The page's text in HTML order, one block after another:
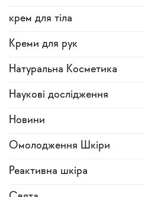
крем для тіла
Креми для рук
Натуральна Косметика
Наукові дослідження
Новини
Омолодження Шкіри
Реактивна шкіра